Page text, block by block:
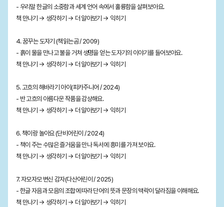
- 우리말 한글의 소중함과 세계 언어 속에서 훌륭함을 살펴보아요.
책 만나기 → 생각하기 → 더 알아보기 → 익히기
4. 꿈꾸는 도자기 (책읽는곰 / 2009)
- 흙이 물을 만나고 불을 거쳐 생명을 얻는 도자기의 이야기를 들어보아요.
책 만나기 → 생각하기 → 더 알아보기 → 익히기
5. 고흐의 해바라기 아이(피카주니어 / 2024)
- 반 고흐의 아름다운 작품을 감상해요.
책 만나기 → 생각하기 → 더 알아보기 → 익히기
6. 책이랑 놀아요 (단비어린이 / 2024)
- 책이 주는 수많은 즐거움을 만나 독서에 흥미를 가져 보아요.
책 만나기 → 생각하기 → 더 알아보기 → 익히기
7. 자모자모 변신 감자(다산어린이 / 2025)
- 한글 자음과 모음의 조합에 따라 단어의 뜻과 문장의 맥락이 달라짐을 이해해요.
책 만나기 → 생각하기 → 더 알아보기 → 익히기